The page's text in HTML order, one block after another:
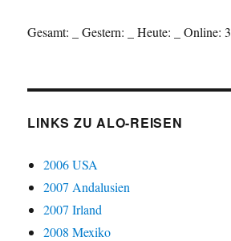
Gesamt: Gestern: Heute: Online: 3
LINKS ZU ALO-REISEN
2006 USA
2007 Andalusien
2007 Irland
2008 Mexiko